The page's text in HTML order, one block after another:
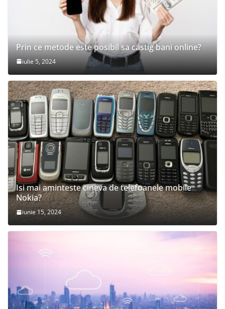
Prin ce metode este posibil sa castig bani online?
iulie 5, 2024
Isi mai aminteste cineva de telefoanele mobile
Nokia?
iunie 15, 2024